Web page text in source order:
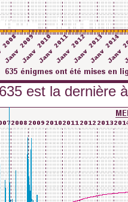
est la dernière